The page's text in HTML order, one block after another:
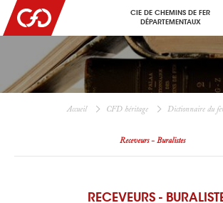
CIE DE CHEMINS DE FER
DÉPARTEMENTAUX
Accueil CFD héritage Dictionnaire du
Receveurs - Buralistes
RECEVEURS -